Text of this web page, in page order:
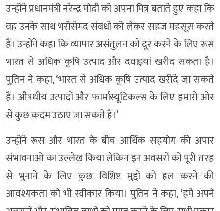
उन्होंने प्रधानमंत्री नरेन्द्र मोदी को अपना मित्र बताते हुए कहा कि
वह उनके साथ भरोसेमंद संबंधों को लेकर सहज महसूस करते
हैं। उन्होंने कहा कि व्यापार असंतुलन को दूर करने के लिए रूस
भारत से अधिक कृषि उत्पाद और दवाइयां खरीद सकता है।
पुतिन ने कहा, ‘भारत से अधिक कृषि उत्पाद खरीदे जा सकते
हैं। औषधीय उत्पादों और फार्मास्यूटिकल्स के लिए हमारी ओर
से कुछ कदम उठाए जा सकते हैं।’
उन्होंने रूस और भारत के बीच आर्थिक सहयोग की अपार
संभावनाओं का उल्लेख किया लेकिन इन अवसरों को पूरी तरह
से भुनाने के लिए कुछ विशिष्ट मुद्दों को हल करने की
आवश्यकता को भी स्वीकार किया। पुतिन ने कहा, ‘हमें अपने